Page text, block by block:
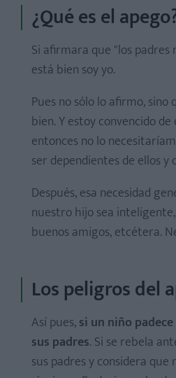
¿Qué es el
Si afirmara que "los
está bien soy yo.
Pues no sólo lo afirmo,
bien. Y estoy convencido
entonces no lo
ser dependientes de ellos y
Después, esa necesidad
nuestro hijo sea
buenos amigos, etcétera.
Los peligros del
Así pues,si un niño
sus padres. Si se rebela
sus padres y considera